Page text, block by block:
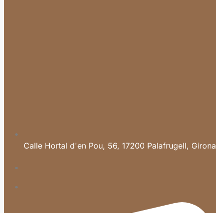
Calle Hortal d'en Pou, 56, 17200 Palafrugell, Girona